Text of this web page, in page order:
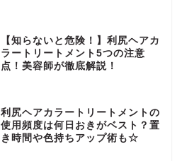
【知らないと危険！】利尻ヘアカ
ラートリートメント5つの注意
点！美容師が徹底解説！
利尻ヘアカラートリートメントの
使用頻度は何日おきがベスト？置
き時間や色持ちアップ術も☆